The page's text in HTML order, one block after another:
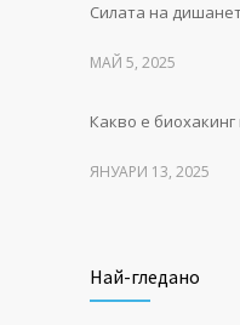
Силата на
МАЙ 5, 2025
Какво е
ЯНУАРИ 13, 2025
НОЕМВРИ 11, 2025
Най-гледано